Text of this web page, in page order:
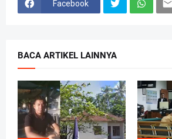
Facebook
BACA ARTIKEL LAINNYA